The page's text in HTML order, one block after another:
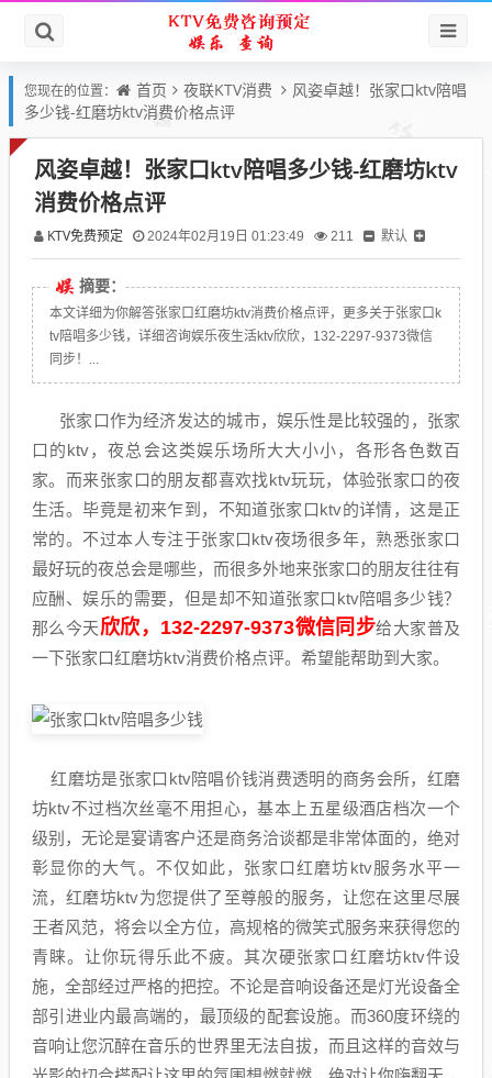
您现在的位置： 首页 夜联KTV消费
风姿卓越！张家口ktv陪唱
多少钱-红磨坊ktv消费价格点评
风姿卓越！张家口ktv陪唱多少钱-红磨坊ktv
消费价格点评
KTV免费预定 2024年02月19日 01:23:49 211 默认
摘要：
本文详细为你解答张家口红磨坊ktv消费价格点评，更多关于张家口k
tv陪唱多少钱，详细咨询娱乐夜生活ktv欣欣，132-2297-9373微信
同步！...
张家口作为经济发达的城市，娱乐性是比较强的，张家
口的ktv，夜总会这类娱乐场所大大小小，各形各色数百
家。而来张家口的朋友都喜欢找ktv玩玩，体验张家口的夜
生活。毕竟是初来乍到，不知道张家口ktv的详情，这是正
常的。不过本人专注于张家口ktv夜场很多年，熟悉张家口
最好玩的夜总会是哪些，而很多外地来张家口的朋友往往有
应酬、娱乐的需要，但是却不知道张家口ktv陪唱多少钱？
那么今天欣欣，132-2297-9373微信同步给大家普及
一下张家口红磨坊ktv消费价格点评。希望能帮助到大家。
红磨坊是张家口ktv陪唱价钱消费透明的商务会所，红磨
坊ktv不过档次丝毫不用担心，基本上五星级酒店档次一个
级别，无论是宴请客户还是商务洽谈都是非常体面的，绝对
彰显你的大气。不仅如此，张家口红磨坊ktv服务水平一
流，红磨坊ktv为您提供了至尊般的服务，让您在这里尽展
王者风范，将会以全方位，高规格的微笑式服务来获得您的
青睐。让你玩得乐此不疲。其次硬张家口红磨坊ktv件设
施，全部经过严格的把控。不论是音响设备还是灯光设备全
部引进业内最高端的，最顶级的配套设施。而360度环绕的
音响让您沉醉在音乐的世界里无法自拔，而且这样的音效与